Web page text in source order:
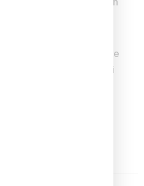
previa prenotazione e
(180 giorni) dalla data di
necessaria la